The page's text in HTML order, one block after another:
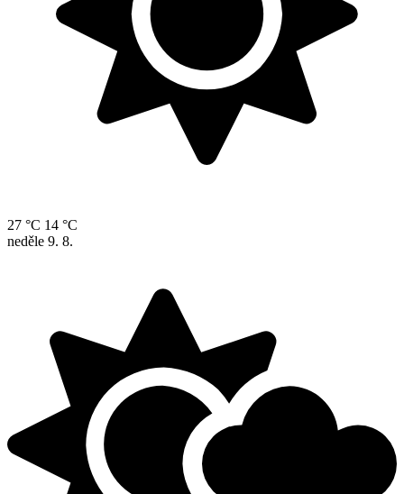
27 °C 14 °C
neděle 9. 8.